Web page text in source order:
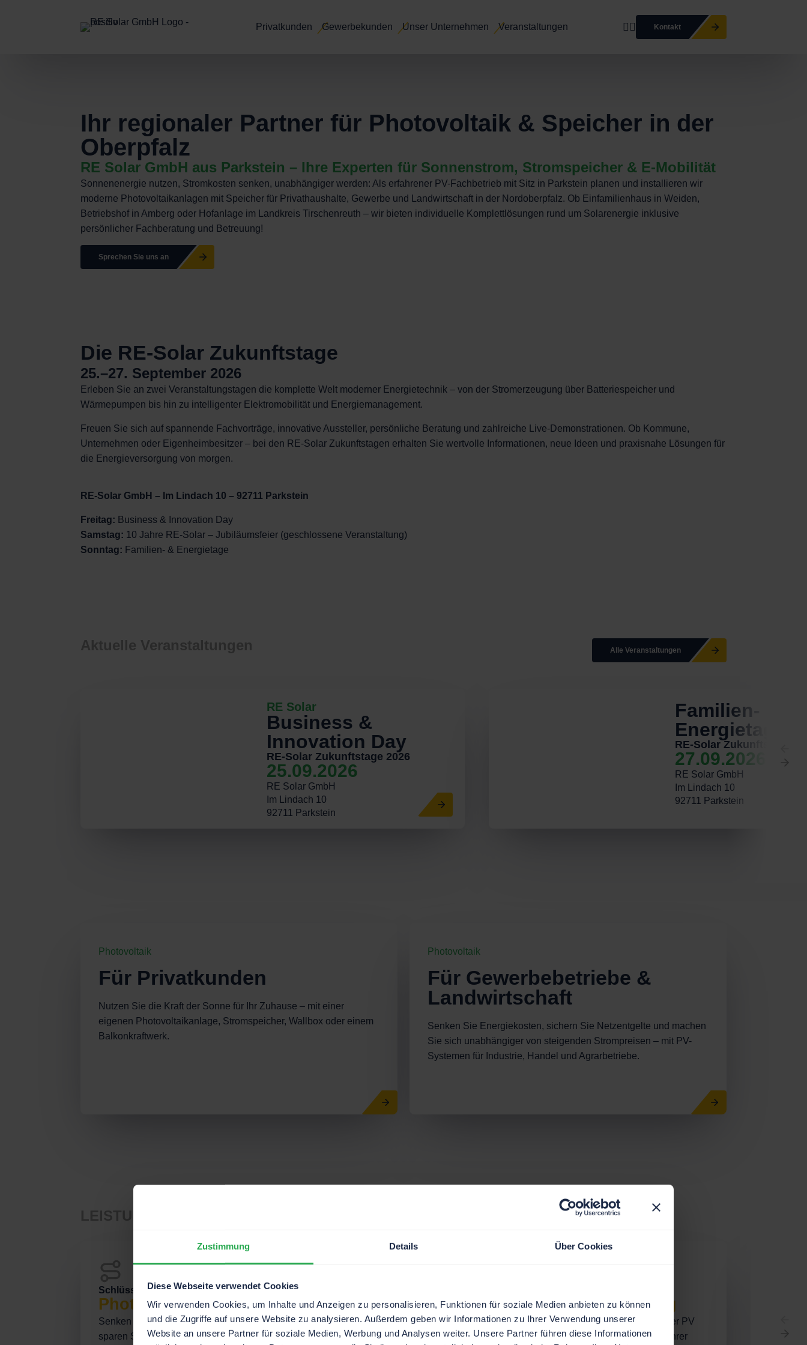
Zustimmung Details Über Cookies
Diese Webseite verwendet Cookies
Wir verwenden Cookies, um Inhalte und Anzeigen zu personalisieren, Funktionen für soziale Medien anbieten zu können
und die Zugriffe auf unsere Website zu analysieren. Außerdem geben wir Informationen zu Ihrer Verwendung unserer
Website an unsere Partner für soziale Medien, Werbung und Analysen weiter. Unsere Partner führen diese Informationen
Privatkunden Gewerbekunden Unser Unternehmen Veranstaltungen Kontakt
Ihr regionaler Partner für Photovoltaik & Speicher in der
Oberpfalz
RE Solar GmbH aus Parkstein – Ihre Experten für Sonnenstrom, Stromspeicher & E-Mobilität
Sonnenenergie nutzen, Stromkosten senken, unabhängiger werden: Als erfahrener PV-Fachbetrieb mit Sitz in Parkstein planen und installieren wir
moderne Photovoltaikanlagen mit Speicher für Privathaushalte, Gewerbe und Landwirtschaft in der Nordoberpfalz. Ob Einfamilienhaus in Weiden,
Betriebshof in Amberg oder Hofanlage im Landkreis Tirschenreuth – wir bieten individuelle Komplettlösungen rund um Solarenergie inklusive
persönlicher Fachberatung und Betreuung!
Sprechen Sie uns an
Die RE-Solar Zukunftstage
25.–27. September 2026
Erleben Sie an zwei Veranstaltungstagen die komplette Welt moderner Energietechnik – von der Stromerzeugung über Batteriespeicher und
Wärmepumpen bis hin zu intelligenter Elektromobilität und Energiemanagement.
Freuen Sie sich auf spannende Fachvorträge, innovative Aussteller, persönliche Beratung und zahlreiche Live-Demonstrationen. Ob Kommune,
Unternehmen oder Eigenheimbesitzer – bei den RE-Solar Zukunftstagen erhalten Sie wertvolle Informationen, neue Ideen und praxisnahe Lösungen für
die Energieversorgung von morgen.
RE-Solar GmbH – Im Lindach 10 – 92711 Parkstein
Freitag: Business & Innovation Day
Samstag: 10 Jahre RE-Solar – Jubiläumsfeier (geschlossene Veranstaltung)
Sonntag: Familien- & Energietage
Alle Veranstaltungen
RE Solar
Business &
Innovation Day
RE-Solar Zukunftstage 2026
25.09.2026
RE Solar GmbH
Im Lindach 10
92711 Parkstein
Familien- &
Energietag
RE-Solar Zukunftstage
27.09.2026
RE Solar GmbH
Im Lindach 10
92711 Parkstein
Photovoltaik
Für Privatkunden
Nutzen Sie die Kraft der Sonne für Ihr Zuhause – mit einer
eigenen Photovoltaikanlage, Stromspeicher, Wallbox oder einem
Balkonkraftwerk.
Photovoltaik
Für Gewerbebetriebe &
Landwirtschaft
Senken Sie Energiekosten, sichern Sie Netzentgelte und machen
Sie sich unabhängiger von steigenden Strompreisen – mit PV-
Systemen für Industrie, Handel und Agrarbetriebe.
LEISTUNGEN
Schlüsselfertige Installation von
Photovoltaikanlagen
Senken Sie Ihre Stromkosten und
sparen Sie bis zu 80%. Schnell,
Anlagencheck
Ausfallzeiten und Ertragsausfälle
vermeiden durch Optimierung und
PV Versicherung
Schutz für alle Gefahren mit der PV
Komfort PLUS-Versicherung Ihrer